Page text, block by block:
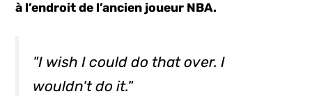
à l’endroit de l’ancien joueur NBA.
"I wish I could do that over. I
wouldn't do it."